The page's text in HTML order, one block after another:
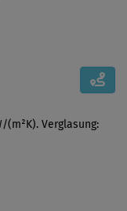
(m²K). Verglasung: